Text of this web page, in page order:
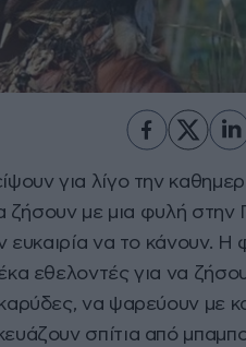
για λίγο την
ζήσουν με μια φυλή στην
ευκαιρία να το κάνουν. Η
εθελοντές για να
να ψαρεύουν με
σπίτια από